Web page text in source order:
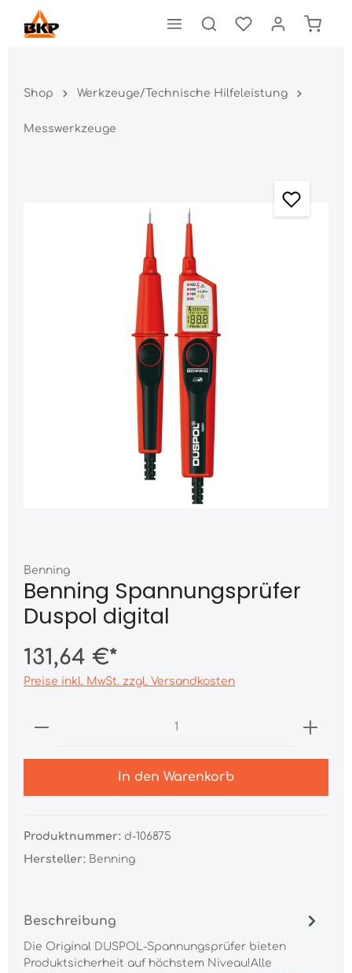
Shop Werkzeuge/Technische Hilfeleistung
Messwerkzeuge
Benning
Benning Spannungsprüfer
Duspol digital
131,64 €*
Preise inkl. MwSt. zzgl. Versandkosten
In den Warenkorb
Produktnummer: d-106875
Hersteller: Benning
Beschreibung
Die Original DUSPOL-Spannungsprüfer bieten
Produktsicherheit auf höchstem Niveau!Alle